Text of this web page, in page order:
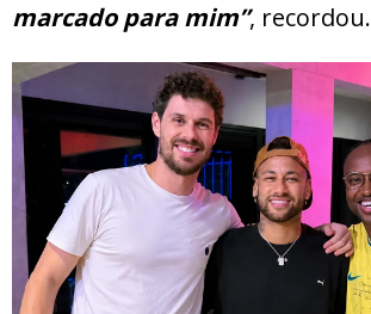
marcado para mim”, recordou.